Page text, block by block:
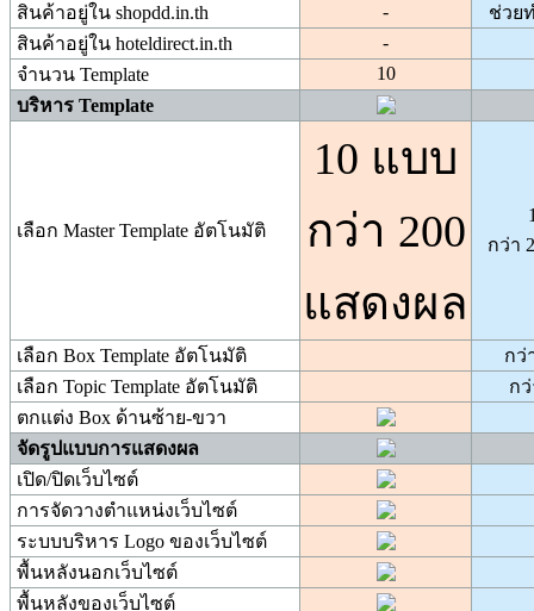
สินค้าอยู่ใน shopdd.in.th
-
ช่วย
สินค้าอยู่ใน hoteldirect.in.th
-
จำนวน Template
10
บริหาร Template
เลือก Master Template อัตโนมัติ
10 แบบ
กว่า 200
แสดงผล
กว่า
เลือก Box Template อัตโนมัติ
กว่
เลือก Topic Template อัตโนมัติ
ก
ตกแต่ง Box ด้านซ้าย-ขวา
จัดรูปแบบการแสดงผล
เปิด/ปิดเว็บไซต์
การจัดวางตำแหน่งเว็บไซต์
ระบบบริหาร Logo ของเว็บไซต์
พื้นหลังนอกเว็บไซต์
พื้นหลังของเว็บไซต์